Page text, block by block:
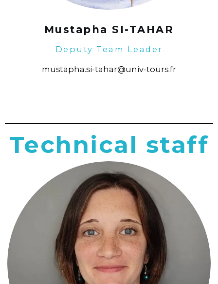
Mustapha SI-TAHAR
Deputy Team Leader
mustapha.si-tahar@univ-tours.fr
Technical staff